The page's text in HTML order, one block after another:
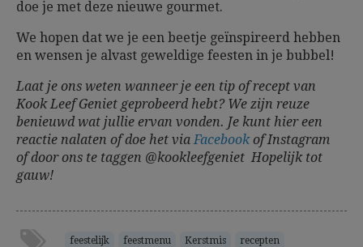
doe je met deze nieuwe gourmet.
We hopen dat we je een beetje geïnspireerd hebben
en wensen je alvast geweldige feesten in je bubbel!
Laat je ons weten wanneer je een tip of recept van
Kook Leef Geniet geprobeerd hebt? We zijn reuze
benieuwd wat jullie ervan vonden. Je kunt hier een
reactie nalaten of doe het viaFacebookof Instagram
of door ons te taggen @kookleefgeniet Hopelijk tot
gauw!
feestelijk feestmenu Kerstmis recepten